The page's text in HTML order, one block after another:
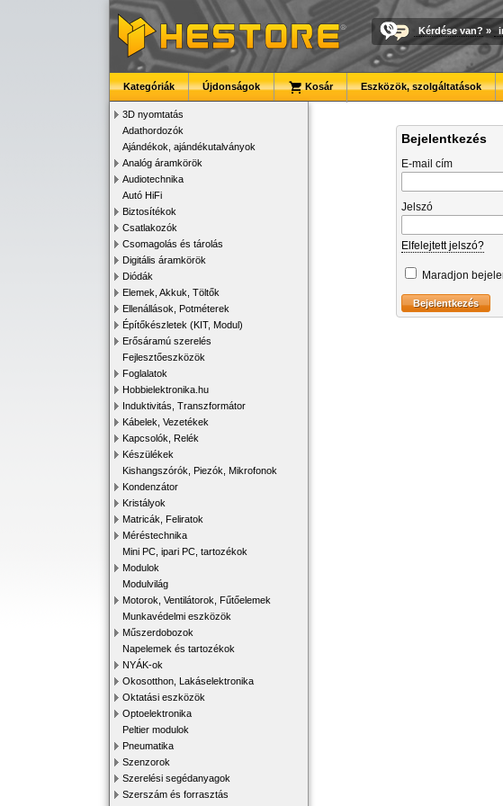
Kérdése van? »
Kategóriák Újdonságok Kosár Eszközök, szolgáltatások
3D nyomtatás
Adathordozók
Ajándékok, ajándékutalványok
Analóg áramkörök
Audiotechnika
Autó HiFi
Biztosítékok
Csatlakozók
Csomagolás és tárolás
Digitális áramkörök
Diódák
Elemek, Akkuk, Töltők
Ellenállások, Potméterek
Építőkészletek (KIT, Modul)
Erősáramú szerelés
Fejlesztőeszközök
Foglalatok
Hobbielektronika.hu
Induktivitás, Transzformátor
Kábelek, Vezetékek
Kapcsolók, Relék
Készülékek
Kishangszórók, Piezók, Mikrofonok
Kondenzátor
Kristályok
Matricák, Feliratok
Méréstechnika
Mini PC, ipari PC, tartozékok
Modulok
Modulvilág
Motorok, Ventilátorok, Fűtőelemek
Munkavédelmi eszközök
Műszerdobozok
Napelemek és tartozékok
NYÁK-ok
Okosotthon, Lakáselektronika
Oktatási eszközök
Optoelektronika
Peltier modulok
Pneumatika
Szenzorok
Szerelési segédanyagok
Szerszám és forrasztás
Bejelentkezés
E-mail cím
Jelszó
Elfelejtett jelszó?
Maradjon